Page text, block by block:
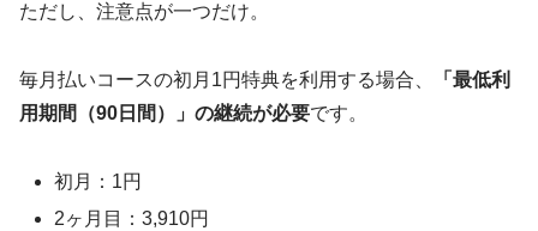
ただし、注意点が一つだけ。
毎月払いコースの初月1円特典を利用する場合、
「最低利
用期間（90日間）」の継続が必要です。
初月：1円
2ヶ月目：3,910円